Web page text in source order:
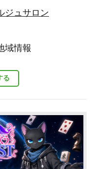
る
ジュサロン
域情報